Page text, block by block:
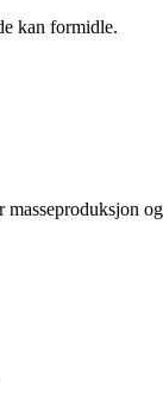
kan formidle.
masseproduksjon og